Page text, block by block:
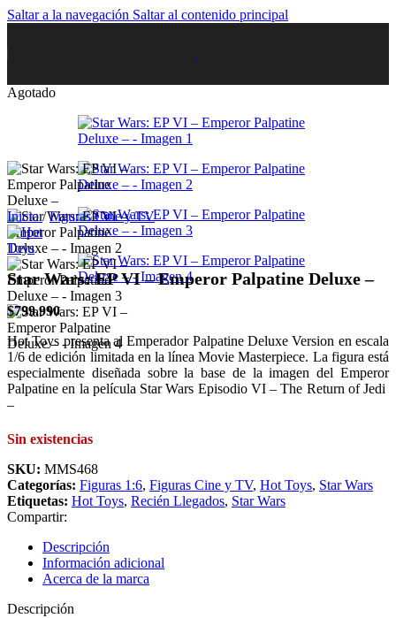
Saltar a la navegación Saltar al contenido principal
Agotado
Inicio/ Figuras Cine y TV
Star Wars: EP VI – Emperor Palpatine Deluxe –
$799.990
Hot Toys presenta al Emperador Palpatine Deluxe Version en escala
1/6 de edición limitada en la línea Movie Masterpiece. La figura está
especialmente diseñada sobre la base de la imagen del Emperor
Palpatine en la película Star Wars Episodio VI – The Return of Jedi
–
Sin existencias
SKU: MMS468
Categorías: Figuras 1:6, Figuras Cine y TV, Hot Toys, Star Wars
Etiquetas: Hot Toys, Recién Llegados, Star Wars
Compartir:
Descripción
Información adicional
Acerca de la marca
Descripción